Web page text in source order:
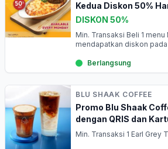
Kedua Diskon 50%
DISKON 50%
Min. Transaksi Beli 1 menu
mendapatkan diskon
Berlangsung
BLU SHAAK COFFEE
Promo Blu Shaak
dengan QRIS dan
Min. Transaksi 1 Earl Grey